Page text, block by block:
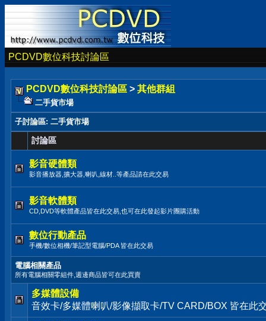
PCDVD數位科技討論區
PCDVD數位科技討論區 > 其他群組
二手貨市場
子討論區: 二手貨市場
討論區
影音硬體類
影音播放器,擴大器,喇叭,線材..等產品請在此交易
影音軟體類
CD,DVD等軟體產品皆在此交易,也可在此發起影片團購活動
數位行動產品
手機/數位相機/筆記型電腦/PDA 皆在此交易
電腦相關產品
所有電腦相關零組件,週邊商品皆可在此買賣
多媒體設備
音效卡/多媒體喇叭/影像擷取卡/TV CARD/BOX 皆在此